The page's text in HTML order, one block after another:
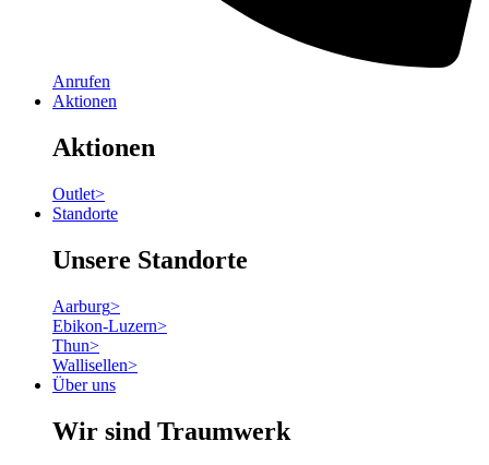
Anrufen
Aktionen
Aktionen
Outlet>
Standorte
Unsere Standorte
Aarburg>
Ebikon-Luzern>
Thun>
Wallisellen>
Über uns
Wir sind Traumwerk